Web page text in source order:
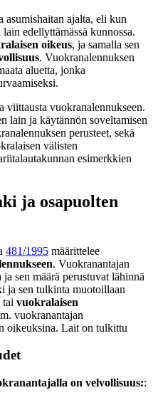
asumishaitan ajalta, eli kun
edellyttämässä kunnossa.
oikeus, ja samalla sen
. Vuokranalennuksen
aluetta, jonka
viittausta vuokranalennukseen.
lain ja käytännön soveltamisen
perusteet, sekä
välisten
esimerkkien
ja osapuolten
481/1995 määrittelee
. Vuokranantajan
sen määrä perustuvat lähinnä
ja sen tulkinta muotoillaan
tai vuokralaisen
vuokranantajan
oikeuksina. Lait on tulkittu
on velvollisuus::